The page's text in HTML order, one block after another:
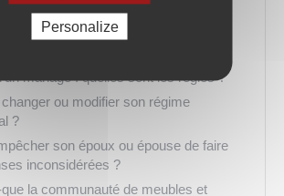
?
marier avec un membre de sa
mariage : quelles sont les règles ?
ou modifier son régime
?
son époux ou épouse de faire
inconsidérées ?
la communauté de meubles et
Personalize